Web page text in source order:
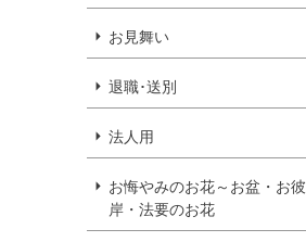
お見舞い
退職･送別
法人用
お悔やみのお花～お盆・お彼
岸・法要のお花